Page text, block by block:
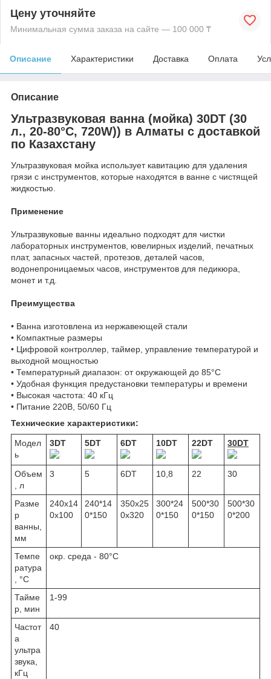
Цену уточняйте
Минимальная сумма заказа на сайте — 100 000 ₸
Описание Характеристики Доставка Оплата
Описание
Ультразвуковая ванна (мойка) 30DT (30
л., 20-80°C, 720W)) в Алматы с доставкой
по Казахстану
Ультразвуковая мойка использует кавитацию для удаления
грязи с инструментов, которые находятся в ванне с чистящей
жидкостью.
Применение
Ультразвуковые ванны идеально подходят для чистки
лабораторных инструментов, ювелирных изделий, печатных
плат, запасных частей, протезов, деталей часов,
водонепроницаемых часов, инструментов для педикюра,
монет и т.д.
Преимущества
• Ванна изготовлена из нержавеющей стали
• Компактные размеры
• Цифровой контроллер, таймер, управление температурой и
выходной мощностью
• Температурный диапазон: от окружающей до 85°С
• Удобная функция предустановки температуры и времени
• Высокая частота: 40 кГц
• Питание 220В, 50/60 Гц
Технические характеристики:
Модел
ь
3DT 5DT 6DT 10DT 22DT 30DT
Объем
, л
3 5 6DT 10,8 22 30
Разме
р
ванны,
мм
240х14
0х100
240*14
0*150
350х25
0х320
300*24
0*150
500*30
0*150
500*30
0*200
Темпе
ратура
, °С
окр. среда - 80°C
Тайме
р, мин
1-99
Частот
а
ультра
звука,
кГц
40